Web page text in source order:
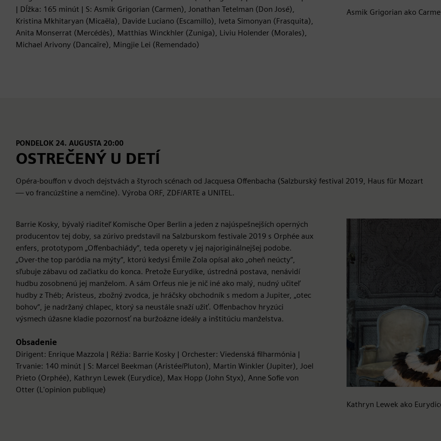
| Dĺžka: 165 minút | S: Asmik Grigorian (Carmen), Jonathan Tetelman (Don José),
Kristina Mkhitaryan (Micaëla), Davide Luciano (Escamillo), Iveta Simonyan (Frasquita),
Anita Monserrat (Mercédès), Matthias Winckhler (Zuniga), Liviu Holender (Morales),
Michael Arivony (Dancaïre), Mingjie Lei (Remendado)
Asmik Grigorian ako
PONDELOK 24. AUGUSTA 20:00
OSTREČENÝ U DETÍ
Opéra-bouffon v dvoch dejstvách a štyroch scénach od Jacquesa Offenbacha (Salzburský festival 2019, Haus für Mozart
— vo francúzštine a nemčine). Výroba ORF, ZDF/ARTE a UNITEL.
Barrie Kosky, bývalý riaditeľ Komische Oper Berlin a jeden z najúspešnejších operných
producentov tej doby, sa zúrivo predstavil na Salzburskom festivale 2019 s Orphée aux
enfers, prototypom „Offenbachiády“, teda operety v jej najoriginálnejšej podobe.
„Over-the top paródia na mýty“, ktorú kedysi Émile Zola opísal ako „oheň neúcty“,
sľubuje zábavu od začiatku do konca. Pretože Eurydike, ústredná postava, nenávidí
hudbu zosobnenú jej manželom. A sám Orfeus nie je nič iné ako malý, nudný učiteľ
hudby z Théb; Aristeus, zbožný zvodca, je hráčsky obchodník s medom a Jupiter, „otec
bohov“, je nadržaný chlapec, ktorý sa neustále snaží užiť. Offenbachov hryzúci
výsmech úžasne kladie pozornosť na buržoázne ideály a inštitúciu manželstva.
Obsadenie
Dirigent: Enrique Mazzola | Réžia: Barrie Kosky | Orchester: Viedenská filharmónia |
Trvanie: 140 minút | S: Marcel Beekman (Aristée/Pluton), Martin Winkler (Jupiter), Joel
Prieto (Orphée), Kathryn Lewek (Eurydice), Max Hopp (John Styx), Anne Sofie von
Otter (L'opinion publique)
Kathryn Lewek ako